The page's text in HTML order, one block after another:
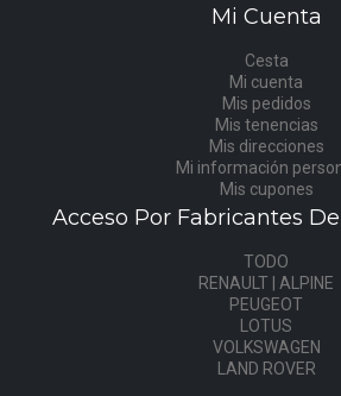
Mi Cuenta
Cesta
Mi cuenta
Mis pedidos
Mis tenencias
Mis direcciones
Mi información
Mis cupones
Acceso Por Fabricantes
TODO
RENAULT | ALPINE
PEUGEOT
LOTUS
VOLKSWAGEN
LAND ROVER